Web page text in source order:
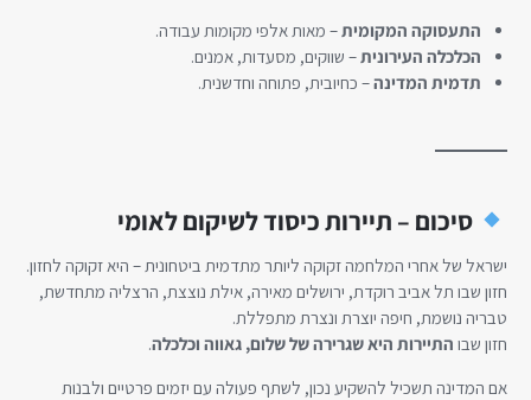
התעסוקה המקומית– מאות אלפי מקומות עבודה.
הכלכלה העירונית– שווקים, מסעדות, אמנים.
תדמית המדינה– כחיובית, פתוחה וחדשנית.
סיכום – תיירות כיסוד לשיקום לאומי
ישראל של אחרי המלחמה זקוקה ליותר מתדמית ביטחונית – היא זקוקה לחזון.
חזון שבו תל אביב רוקדת, ירושלים מאירה, אילת נוצצת, הרצליה מתחדשת,
טבריה נושמת, חיפה יוצרת ונצרת מתפללת.
חזון שבו התיירות היא שגרירה של שלום, גאווה וכלכלה.
אם המדינה תשכיל להשקיע נכון, לשתף פעולה עם יזמים פרטיים ולבנות